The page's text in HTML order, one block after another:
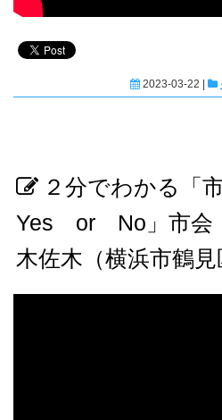
2023-03-22 |
２分でわかる「
Yes or No」市会
木佐木（横浜市鶴